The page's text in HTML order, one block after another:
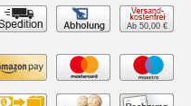
Ab 50,00 €